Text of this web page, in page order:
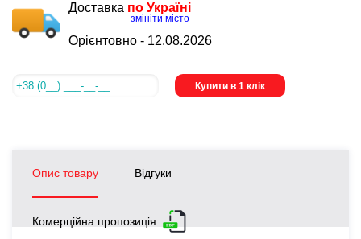
Доставка по Україні
змініти місто
Орієнтовно - 12.08.2026
Купити в 1 клік
Опис товару Відгуки
Комерційна пропозиція